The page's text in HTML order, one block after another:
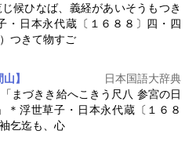
候ひなば、義経があいそうもつき
・ 日本永代蔵 〔１６８８〕四・四
つきて物すご
】
日本国語大辞典
まづきき給へこきう尺八 参宮の日
＊浮世草子・ 日本永代蔵 〔１６８
乞迄も、心